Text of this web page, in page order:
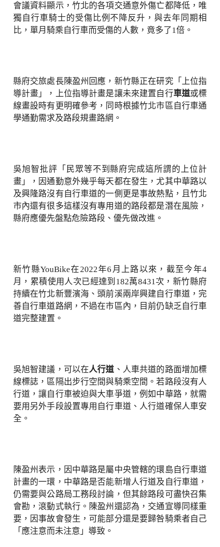
會議資料顯示，竹北的各項交通意外傷亡都降低，唯
獨自行車騎士的受傷比例不降反升，與去年同期相
比，單月騎乘自行車而受傷的人數，竟多了1倍。
縣府交旅處長陳盈州回應，新竹縣正在研究「上位指
導計畫」，上位指導計畫是讓未來建置自行車道或標
線畫設時有更明確參考，同時根據竹北市區自行車通
學通勤需求及路段規畫路網。
吳旭智批評「民眾等不到縣府完成這所謂的上位計
畫」，因通勤意外幾乎每天都在發生，尤其中華路以
及興隆路沒有自行車道的一側更是事故熱點，且竹北
市內還有很多這樣沒有專用道的路段都是潛在風險，
縣府應優先盤點危險路段、優先做改進。
新竹縣YouBike在2022年6月上路以來，截至今年4
月，累積使用人次已經達到182萬8431次，新竹縣府
持續在竹北新豐濱海、頭前溪兩岸興建自行車道，完
善自行車道路網，不過在市區內，目前仍缺乏自行車
道完整建置。
吳旭智建議，可以在人行道 、人車共道的路面增加標
線標誌，區隔出步行空間與騎乘空間。若路段沒有人
行道，讓自行車被迫與大車爭道，例如中華路，就需
要用另外手段設置專用自行車道、人行道確保人車安
全。
陳盈州表示，因中華路是屬中央管轄的環島自行車道
計畫的一環，中華路是否能新增人行道及自行車道，
仍需要與公路局工務段討論，但其餘路段可盡快召集
會勘，滾動式執行。陳盈州還認為，交通宣導同樣重
要，因事故會發生，可能部分還是要歸咎騎乘者自己
「應注意而未注意」導致。